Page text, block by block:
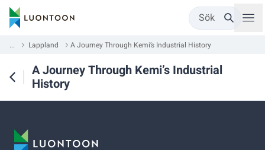
Sök
... Lappland A Journey Through Kemi’s Industrial History
A Journey Through Kemi’s Industrial
History